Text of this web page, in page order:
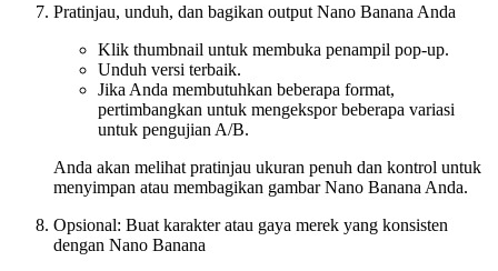
Pratinjau, unduh, dan bagikan output Nano Banana Anda
Klik thumbnail untuk membuka penampil pop-up.
Unduh versi terbaik.
Jika Anda membutuhkan beberapa format,
pertimbangkan untuk mengekspor beberapa variasi
untuk pengujian A/B.
Anda akan melihat pratinjau ukuran penuh dan kontrol untuk
menyimpan atau membagikan gambar Nano Banana Anda.
Opsional: Buat karakter atau gaya merek yang konsisten
dengan Nano Banana